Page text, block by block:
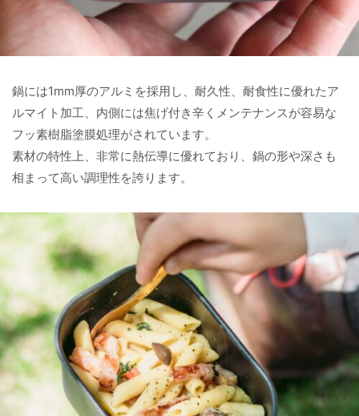
鍋には1mm厚のアルミを採用し、耐久性、耐食性に優れたア
ルマイト加工、内側には焦げ付き辛くメンテナンスが容易な
フッ素樹脂塗膜処理がされています。
素材の特性上、非常に熱伝導に優れており、鍋の形や深さも
相まって高い調理性を誇ります。